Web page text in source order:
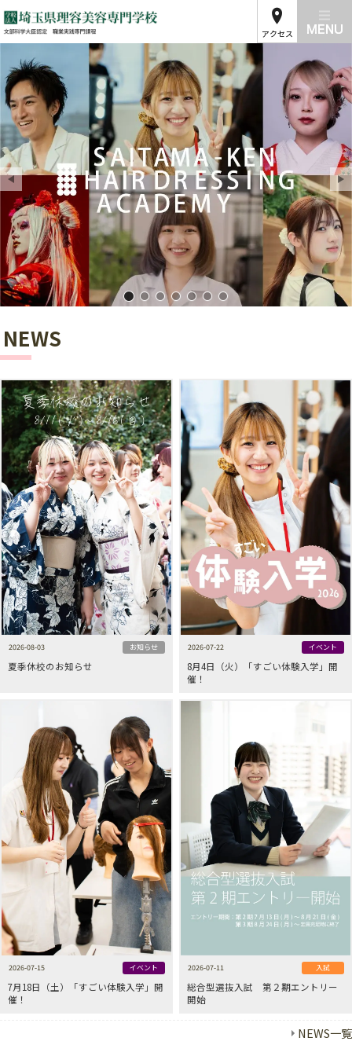
アクセス
埼玉県理容美容専門学校01
埼玉県理容美容専門学校02
埼玉県理容美容専門学校03
埼玉県理容美容専門学校04
埼玉県理容美容専門学校05
埼玉県理容美容専門学
埼玉県理容美容専門
NEWS
2026-08-03 お知らせ
夏季休校のお知らせ
2026-07-22 イベント
8月4日（火）「すごい体験入学」開
催！
2026-07-15 イベント
7月18日（土）「すごい体験入学」開
催！
2026-07-11 入試
総合型選抜入試 第２期エントリー
開始
NEWS一覧